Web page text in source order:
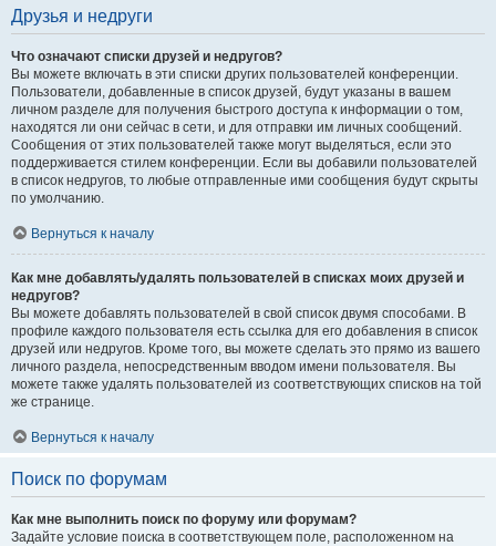
Друзья и недруги
Что означают списки друзей и недругов?
Вы можете включать в эти списки других пользователей конференции.
Пользователи, добавленные в список друзей, будут указаны в вашем
личном разделе для получения быстрого доступа к информации о том,
находятся ли они сейчас в сети, и для отправки им личных сообщений.
Сообщения от этих пользователей также могут выделяться, если это
поддерживается стилем конференции. Если вы добавили пользователей
в список недругов, то любые отправленные ими сообщения будут скрыты
по умолчанию.
Вернуться к началу
Как мне добавлять/удалять пользователей в списках моих друзей и
недругов?
Вы можете добавлять пользователей в свой список двумя способами. В
профиле каждого пользователя есть ссылка для его добавления в список
друзей или недругов. Кроме того, вы можете сделать это прямо из вашего
личного раздела, непосредственным вводом имени пользователя. Вы
можете также удалять пользователей из соответствующих списков на той
же странице.
Вернуться к началу
Поиск по форумам
Как мне выполнить поиск по форуму или форумам?
Задайте условие поиска в соответствующем поле, расположенном на